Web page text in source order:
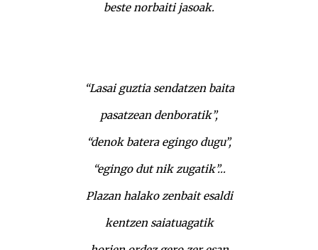
beste norbaiti jasoak.
“Lasai guztia sendatzen baita
pasatzean denboratik”,
“denok batera egingo dugu”,
“egingo dut nik zugatik”…
Plazan halako zenbait esaldi
kentzen saiatuagatik